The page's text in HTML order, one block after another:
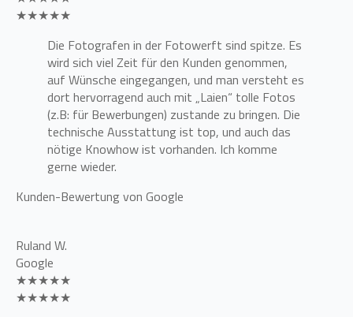
★★★★★
Die Fotografen in der Fotowerft sind spitze. Es
wird sich viel Zeit für den Kunden genommen,
auf Wünsche eingegangen, und man versteht es
dort hervorragend auch mit „Laien“ tolle Fotos
(z.B: für Bewerbungen) zustande zu bringen. Die
technische Ausstattung ist top, und auch das
nötige Knowhow ist vorhanden. Ich komme
gerne wieder.
Kunden-Bewertung von Google
Ruland W.
Google
★★★★★
★★★★★